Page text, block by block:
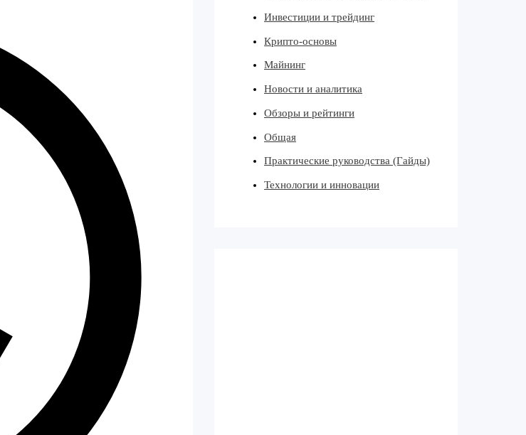
Инвестиции и трейдинг
Крипто-основы
Майнинг
Новости и аналитика
Обзоры и рейтинги
Общая
Практические руководства (Гайды)
Технологии и инновации